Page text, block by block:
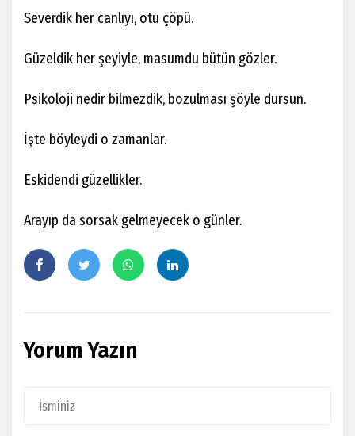
Severdik her canlıyı, otu çöpü.
Güzeldik her şeyiyle, masumdu bütün gözler.
Psikoloji nedir bilmezdik, bozulması şöyle dursun.
İşte böyleydi o zamanlar.
Eskidendi güzellikler.
Arayıp da sorsak gelmeyecek o günler.
Yorum Yazın